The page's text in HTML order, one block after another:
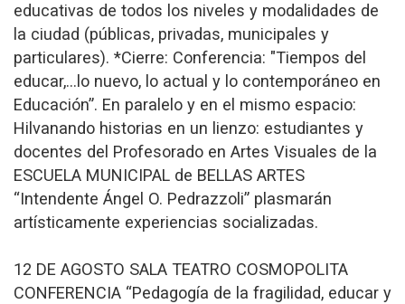
educativas de todos los niveles y modalidades de
la ciudad (públicas, privadas, municipales y
particulares). *Cierre: Conferencia: "Tiempos del
educar,…lo nuevo, lo actual y lo contemporáneo en
Educación”. En paralelo y en el mismo espacio:
Hilvanando historias en un lienzo: estudiantes y
docentes del Profesorado en Artes Visuales de la
ESCUELA MUNICIPAL de BELLAS ARTES
“Intendente Ángel O. Pedrazzoli” plasmarán
artísticamente experiencias socializadas.
12 DE AGOSTO SALA TEATRO COSMOPOLITA
CONFERENCIA “Pedagogía de la fragilidad, educar y